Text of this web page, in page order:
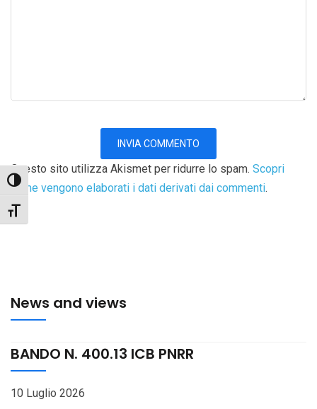
Attiva/disattiva alto contrasto
Attiva/disattiva dimensione testo
Questo sito utilizza Akismet per ridurre lo spam. Scopri
come vengono elaborati i dati derivati dai commenti.
News and views
BANDO N. 400.13 ICB PNRR
10 Luglio 2026